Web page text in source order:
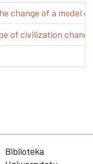
change of a model
of civilization
Biblioteka